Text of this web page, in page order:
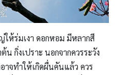
ห้ร่มเงา ดอกหอม มีหลากสี
กิ่งเปราะ นอกจากควรระวัง
าจทำให้เกิดผื่นคันแล้ว ควร